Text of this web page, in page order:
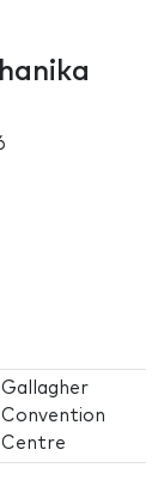
Gallagher
Convention
Centre